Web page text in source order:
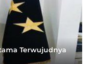
Terwujudnya